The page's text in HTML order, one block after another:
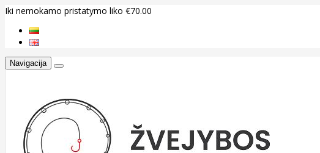
Iki nemokamo pristatymo liko €70.00
Navigacija